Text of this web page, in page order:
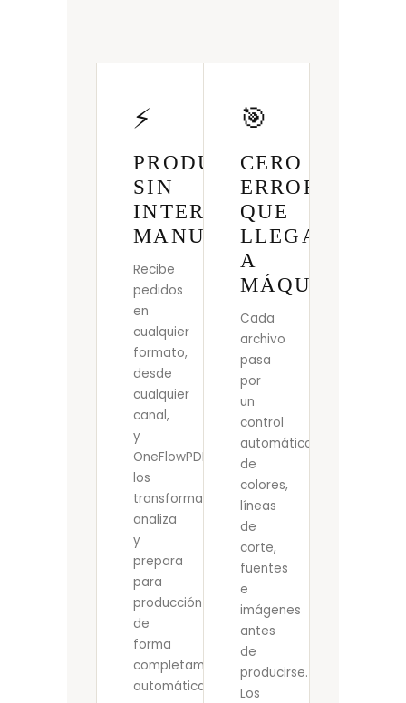
⚡
PRODUCCIÓN
SIN
INTERVENCIÓN
MANUAL
Recibe
pedidos
en
cualquier
formato,
desde
cualquier
canal,
y
OneFlowPDF
los
transforma,
analiza
y
prepara
para
producción
de
forma
completamente
automática.
🎯
CERO
ERRORES
QUE
LLEGAN
A
MÁQUINA
Cada
archivo
pasa
por
un
control
automático
de
colores,
líneas
de
corte,
fuentes
e
imágenes
antes
de
producirse.
Los